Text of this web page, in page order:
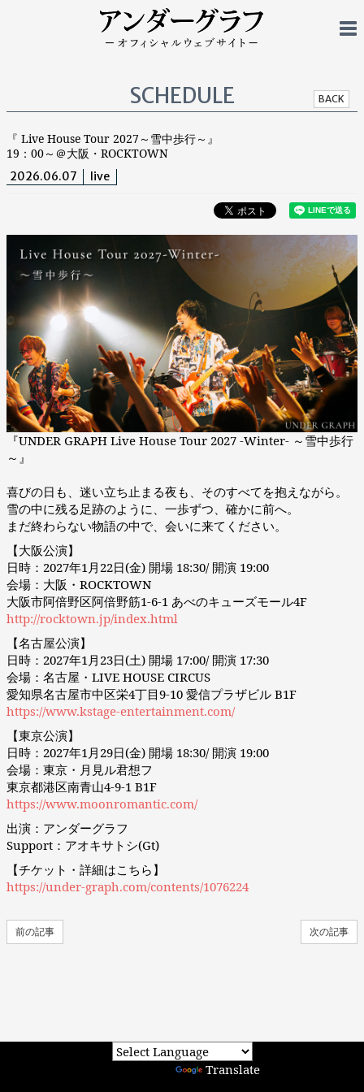
SCHEDULE BACK
『 Live House Tour 2027～雪中歩行～』
19：00～＠大阪・ROCKTOWN
2026.06.07 live
『UNDER GRAPH Live House Tour 2027 -Winter- ～雪中歩行
～』
喜びの日も、迷い立ち止まる夜も、そのすべてを抱えながら。
雪の中に残る足跡のように、一歩ずつ、確かに前へ。
まだ終わらない物語の中で、会いに来てください。
【大阪公演】
日時：2027年1月22日(金) 開場 18:30/ 開演 19:00
会場：大阪・ROCKTOWN
大阪市阿倍野区阿倍野筋1-6-1 あべのキューズモール4F
http://rocktown.jp/index.html
【名古屋公演】
日時：2027年1月23日(土) 開場 17:00/ 開演 17:30
会場：名古屋・LIVE HOUSE CIRCUS
愛知県名古屋市中区栄4丁目9-10 愛信プラザビル B1F
https://www.kstage-entertainment.com/
【東京公演】
日時：2027年1月29日(金) 開場 18:30/ 開演 19:00
会場：東京・月見ル君想フ
東京都港区南青山4-9-1 B1F
https://www.moonromantic.com/
出演：アンダーグラフ
Support：アオキサトシ(Gt)
【チケット・詳細はこちら】
https://under-graph.com/contents/1076224
次の記事
前の記事
Translate